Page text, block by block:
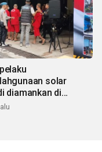
solar
diamankan di